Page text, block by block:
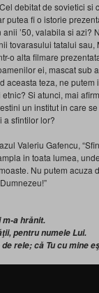
debitat de sovietici si
putea fi o istorie
’50, valabila si azi?
tovarasului tatalui
o alta filmare
ei, mascat sub
teza, ne putem
Si atunci, mai
un institut in care
a sfintilor lor?
Valeriu Gafencu,
in toata lumea,
Nu putem acuza
m-a hrănit.
pentru numele Lui.
rele; că Tu cu mine